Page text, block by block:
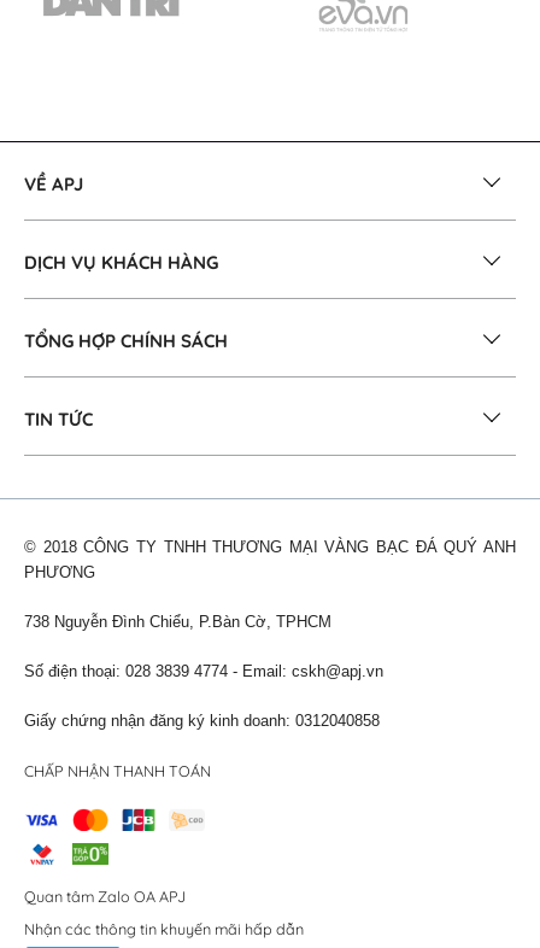
VỀ APJ
DỊCH VỤ KHÁCH HÀNG
TỔNG HỢP CHÍNH SÁCH
TIN TỨC
© 2018 CÔNG TY TNHH THƯƠNG MẠI VÀNG BẠC ĐÁ QUÝ ANH
PHƯƠNG
738 Nguyễn Đình Chiểu, P.Bàn Cờ, TPHCM
Số điện thoại: 028 3839 4774 - Email: cskh@apj.vn
Giấy chứng nhận đăng ký kinh doanh: 0312040858
CHẤP NHẬN THANH TOÁN
Quan tâm Zalo OA APJ
Nhận các thông tin khuyến mãi hấp dẫn